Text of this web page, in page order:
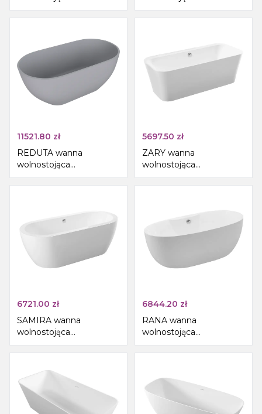
171x81x58cm, kompozyt,
antracyt mat
171x81x58cm, kompozyt,
biały/szary mat
11521.80 zł
REDUTA wanna
wolnostojąca
171x81x58cm, kompozyt,
szary mat
5697.50 zł
ZARY wanna
wolnostojąca
170x80x58cm, biały
6721.00 zł
SAMIRA wanna
wolnostojąca
173x78x59cm, biały
6844.20 zł
RANA wanna
wolnostojąca
170x80x58cm, biały